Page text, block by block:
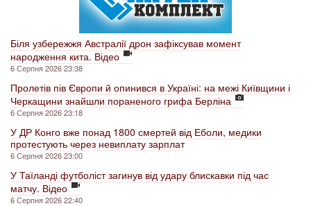
Біля узбережжя Австралії дрон зафіксував момент
народження кита. Відео
6 Серпня 2026 23:38
Пролетів пів Європи й опинився в Україні: на межі Київщини і
Черкащини знайшли пораненого грифа Берліна
6 Серпня 2026 23:18
У ДР Конго вже понад 1800 смертей від Еболи, медики
протестують через невиплату зарплат
6 Серпня 2026 23:00
У Таїланді футболіст загинув від удару блискавки під час
матчу. Відео
6 Серпня 2026 22:40